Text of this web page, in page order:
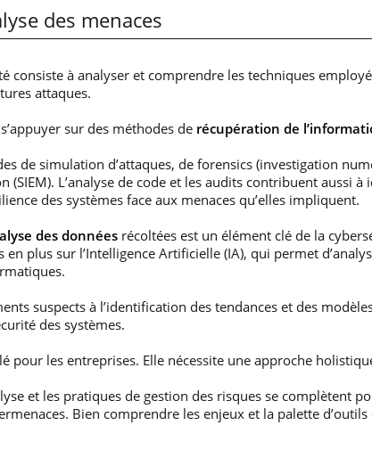
des menaces
consiste à analyser et comprendre les techniques
attaques.
sur des méthodes de récupération de
de simulation d’attaques, de forensics (investigation
(SIEM). L’analyse de code et les audits contribuent aussi
des systèmes face aux menaces qu’elles impliquent.
des données récoltées est un élément clé de la
en plus sur l’Intelligence Artificielle (IA), qui permet
suspects à l’identification des tendances et des
des systèmes.
pour les entreprises. Elle nécessite une approche
et les pratiques de gestion des risques se complètent
Bien comprendre les enjeux et la palette